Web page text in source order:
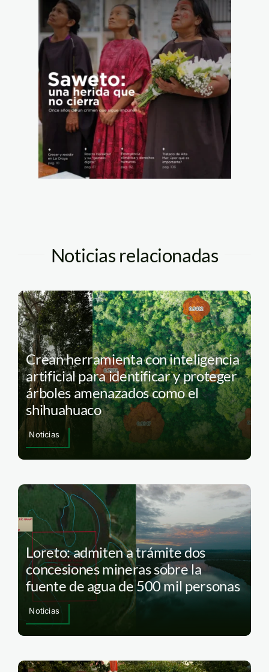
Noticias relacionadas
Crean herramienta con inteligencia
artificial para identificar y proteger
árboles amenazados como el
shihuahuaco
Noticias
Loreto: admiten a trámite dos
concesiones mineras sobre la
fuente de agua de 500 mil personas
Noticias